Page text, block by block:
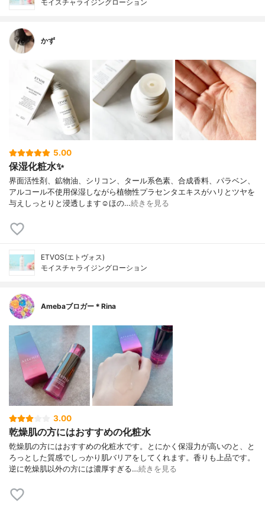
モイスチャライジングローション
かず
5.00
保湿化粧水✨
界面活性剤、鉱物油、シリコン、タール系色素、合成香料、パラベン、
アルコール不使用保湿しながら植物性プラセンタエキスがハリとツヤを
与えしっとりと浸透します☺︎ほの…続きを見る
ETVOS(エトヴォス)
モイスチャライジングローション
Amebaブロガー＊Rina
3.00
乾燥肌の方にはおすすめの化粧水
乾燥肌の方にはおすすめの化粧水です。とにかく保湿力が高いのと、と
ろっとした質感でしっかり肌バリアをしてくれます。香りも上品です。
逆に乾燥肌以外の方には濃厚すぎる…続きを見る